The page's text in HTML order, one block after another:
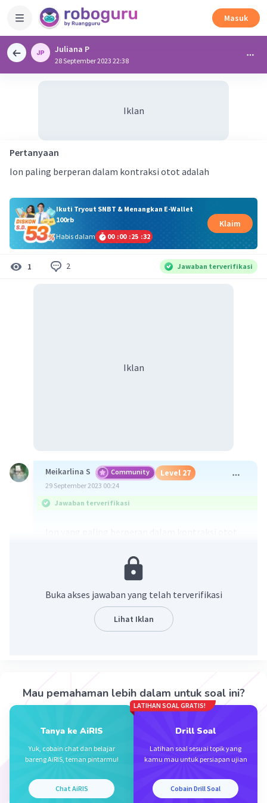
Masuk
Juliana P
28 September 2023 22:38
Iklan
Pertanyaan
Ion paling berperan dalam kontraksi otot adalah
Ikuti Tryout SNBT & Menangkan E-Wallet
100rb
Habis dalam
00 :00 :25 :31
Klaim
1 2 Jawaban terverifikasi
Iklan
Meikarlina S Community Level 27
29 September 2023 00:24
Jawaban terverifikasi
saraf mencapai ujung saraf di otot, ion kalsium
dilepaskan dari retikulum sarkoplasma (sejenis
struktur sel dalam sel otot). Ion kalsium ini
kemudian berikatan dengan protein bernama
troponin, yang memungkinkan protein lain,
aktin dan miosin, untuk berinteraksi dan
29 September 2023 00:37
adalah ion kalsium (Ca2+). Saat otot sedang
Buka akses jawaban yang telah terverifikasi
Lihat Iklan
Mau pemahaman lebih dalam untuk soal ini?
Tanya ke AiRIS
Yuk, cobain chat dan belajar
bareng AiRIS, teman pintarmu!
Chat AiRIS
LATIHAN SOAL GRATIS!
Drill Soal
Latihan soal sesuai topik yang
kamu mau untuk persiapan ujian
Cobain Drill Soal